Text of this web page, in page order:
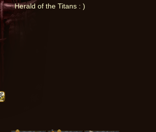
Herald of the Titans : )